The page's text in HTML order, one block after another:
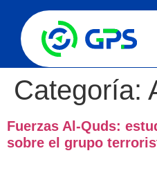
Categoría:
Fuerzas Al-Quds:
sobre el grupo